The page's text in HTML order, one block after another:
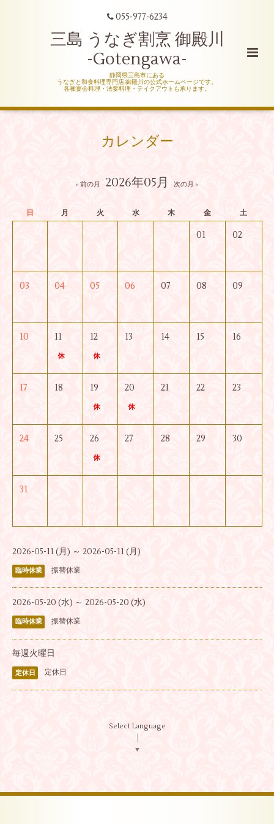
055-977-6234
三島 うなぎ割烹 御殿川
-Gotengawa-
静岡県三島市にある
うなぎと和食料理専門店,御殿川の公式ホームページです。
各種宴会料理・法要料理・テイクアウトも承ります。
カレンダー
« 前の月 2026年05月 次の月 »
日 月 火 水 木 金 土
01 02
03 04 05 06 07 08 09
10 11 12 13 14 15 16
17 18 19 20 21 22 23
24 25 26 27 28 29 30
31
2026-05-11 (月) ～ 2026-05-11 (月)
臨時休業 振替休業
2026-05-20 (水) ～ 2026-05-20 (水)
臨時休業 振替休業
毎週火曜日
定休日 定休日
Select Language
▼